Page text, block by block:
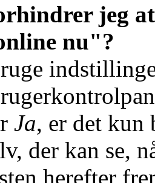
jeg
nu"?
Ja, er det kun
der kan se,
herefter